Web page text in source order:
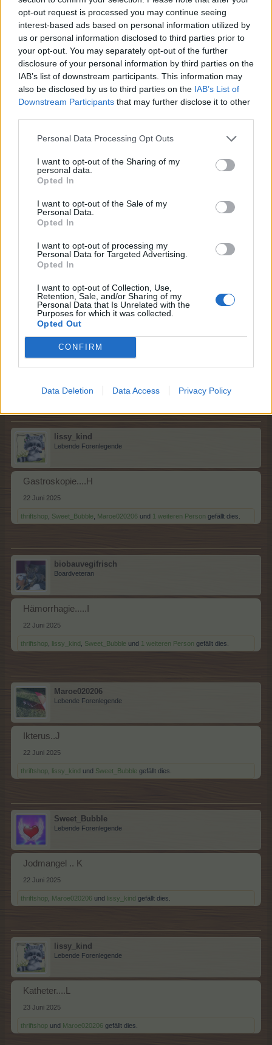
opt-out request is processed you may continue seeing
interest-based ads based on personal information utilized by
us or personal information disclosed to third parties prior to
your opt-out. You may separately opt-out of the further
disclosure of your personal information by third parties on the
IAB’s list of downstream participants. This information may
also be disclosed by us to third parties on the IAB’s List of
Downstream Participants that may further disclose it to other
Personal Data Processing Opt Outs
I want to opt-out of the Sharing of my
personal data.
Opted In
I want to opt-out of the Sale of my
Personal Data.
Opted In
I want to opt-out of processing my
Personal Data for Targeted Advertising.
Opted In
I want to opt-out of Collection, Use,
Retention, Sale, and/or Sharing of my
Personal Data that Is Unrelated with the
Purposes for which it was collected.
Opted Out
CONFIRM
Data Deletion Data Access Privacy Policy
lissy_kind
lissy_kind
Lebende Forenlegende
Depression....E
thriftshop biobauvegifrisch Maroe020206 gefällt dies.
Maroe020206
Epilepsie...F
22 Juni 2025
thriftshop , biobauvegifrisch lissy_kind
biobauvegifrisch
Boardveteran
thriftshop,lissy_kindund Maroe020206gefällt dies.
lissy_kind
Lebende Forenlegende
Gastroskopie....H
22 Juni 2025
thriftshop Sweet_Bubble Maroe020206 und 1 weiteren Person gefällt dies.
biobauvegifrisch
Boardveteran
Hämorrhagie.....I
22 Juni 2025
thriftshop lissy_kind Sweet_Bubble und 1 weiteren Person gefällt dies.
Maroe020206
Lebende Forenlegende
Ikterus..J
22 Juni 2025
thriftshop lissy_kind und Sweet_Bubble gefällt dies.
Sweet_Bubble
Lebende Forenlegende
Jodmangel .. K
22 Juni 2025
thriftshop Maroe020206 und lissy_kind gefällt dies.
lissy_kind
Lebende Forenlegende
Katheter....L
23 Juni 2025
thriftshop und Maroe020206 gefällt dies.